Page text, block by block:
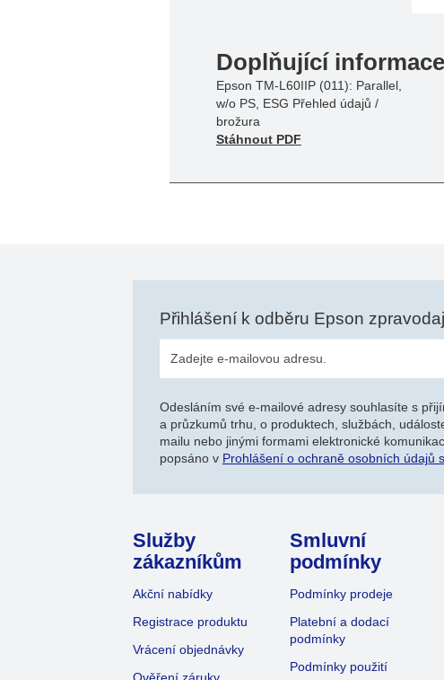
Doplňující
Epson TM-L60IIP (011): Parallel,
w/o PS, ESG Přehled údajů /
brožura
Stáhnout PDF
Přihlášení k odběru Epson
Odesláním své e-mailové adresy souhlasíte s
a průzkumů trhu, o produktech, službách,
mailu nebo jinými formami elektronické
popsáno v Prohlášení o ochraně osobních údajů
Služby
zákazníkům
Akční nabídky
Registrace produktu
Vrácení objednávky
Smluvní
podmínky
Podmínky prodeje
Platební a dodací
podmínky
Podmínky použití